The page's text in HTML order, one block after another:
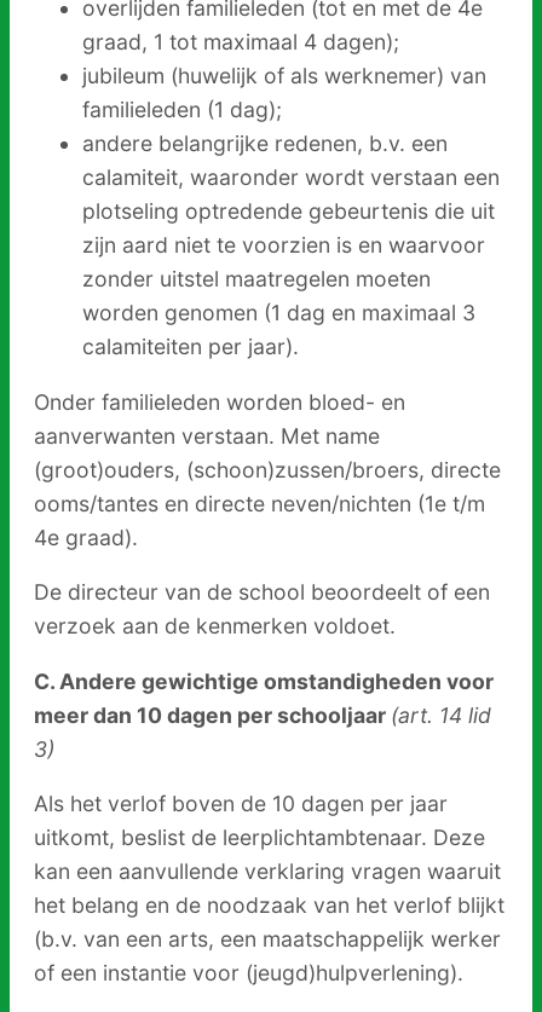
overlijden familieleden (tot en met de 4e
graad, 1 tot maximaal 4 dagen);
jubileum (huwelijk of als werknemer) van
familieleden (1 dag);
andere belangrijke redenen, b.v. een
calamiteit, waaronder wordt verstaan een
plotseling optredende gebeurtenis die uit
zijn aard niet te voorzien is en waarvoor
zonder uitstel maatregelen moeten
worden genomen (1 dag en maximaal 3
calamiteiten per jaar).
Onder familieleden worden bloed- en
aanverwanten verstaan. Met name
(groot)ouders, (schoon)zussen/broers, directe
ooms/tantes en directe neven/nichten (1e t/m
4e graad).
De directeur van de school beoordeelt of een
verzoek aan de kenmerken voldoet.
C. Andere gewichtige omstandigheden voor
meer dan 10 dagen per schooljaar (art. 14 lid
3)
Als het verlof boven de 10 dagen per jaar
uitkomt, beslist de leerplichtambtenaar. Deze
kan een aanvullende verklaring vragen waaruit
het belang en de noodzaak van het verlof blijkt
(b.v. van een arts, een maatschappelijk werker
of een instantie voor (jeugd)hulpverlening).